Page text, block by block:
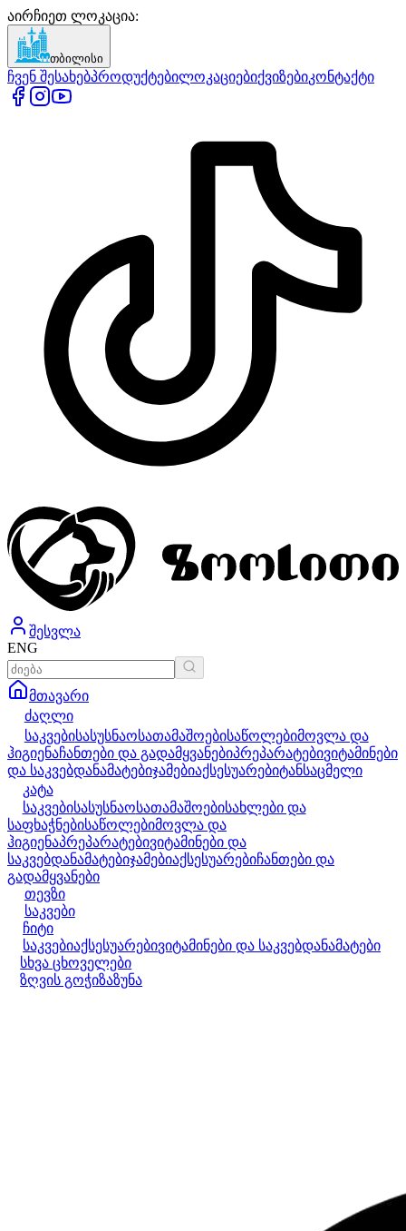
აირჩიეთ ლოკაცია:
თბილისი
ჩვენ შესახებპროდუქტებილოკაციებიქვიზებიკონტაქტი
შესვლა
ENG
მთავარი
ძაღლი
საკვებისასუსნაოსათამაშოებისაწოლებიმოვლა და
ჰიგიენაჩანთები და გადამყვანებიპრეპარატებივიტამინები
და საკვებდანამატებიჯამებიაქსესუარებიტანსაცმელი
კატა
საკვებისასუსნაოსათამაშოებისახლები და
საფხაჭნებისაწოლებიმოვლა და
ჰიგიენაპრეპარატებივიტამინები და
საკვებდანამატებიჯამებიაქსესუარებიჩანთები და
გადამყვანები
თევზი
საკვები
ჩიტი
საკვებიაქსესუარებივიტამინები და საკვებდანამატები
სხვა ცხოველები
ზღვის გოჭიზაზუნა